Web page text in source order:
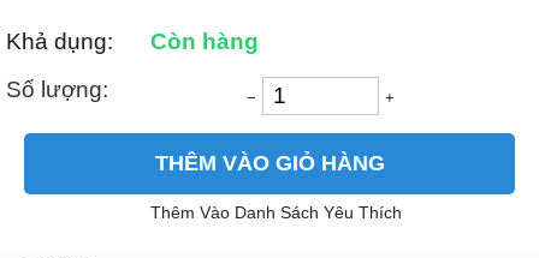
Khả dụng:
Còn hàng
Số lượng:
− +
THÊM VÀO GIỎ HÀNG
Thêm Vào Danh Sách Yêu Thích